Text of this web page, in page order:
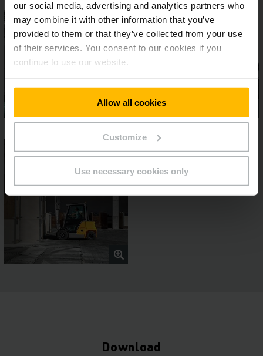
our social media, advertising and analytics partners who
may combine it with other information that you’ve
provided to them or that they’ve collected from your use
of their services. You consent to our cookies if you
continue to use our website.
Allow all cookies
Customize
Use necessary cookies only
Download